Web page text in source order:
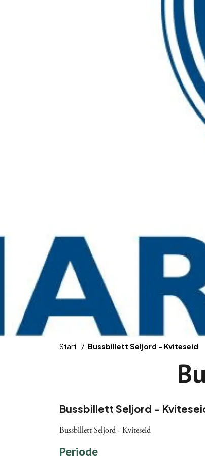
Start Bussbillett Seljord - Kviteseid
Bussbillett Seljord -
Bussbillett Seljord - Kviteseid
Periode